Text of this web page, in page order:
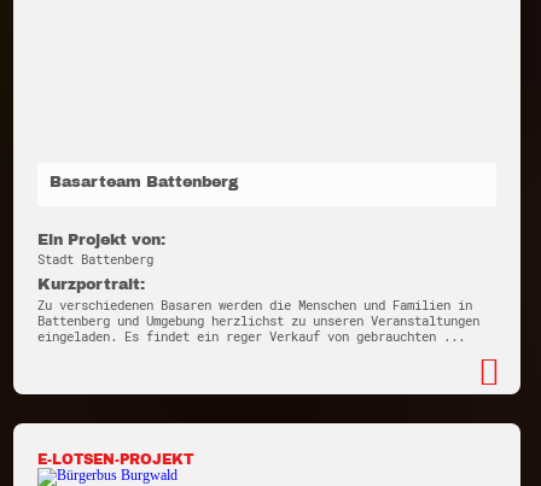
Basarteam Battenberg
Ein Projekt von:
Stadt Battenberg
Kurzportrait:
Zu verschiedenen Basaren werden die Menschen und Familien in
Battenberg und Umgebung herzlichst zu unseren Veranstaltungen
eingeladen. Es findet ein reger Verkauf von gebrauchten ...
E-LOTSEN-PROJEKT